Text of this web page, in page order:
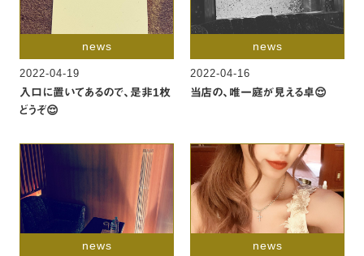
news
2022-04-19
入口に置いてあるので、是非1枚
どうぞ😌
news
2022-04-16
当店の、唯一庭が見える卓😌
news news